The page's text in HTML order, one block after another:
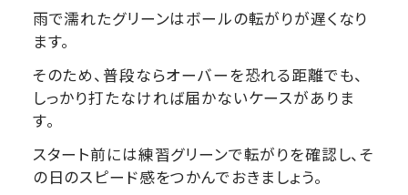
雨で濡れたグリーンはボールの転がりが遅くなり
ます。
そのため、普段ならオーバーを恐れる距離でも、
しっかり打たなければ届かないケースがありま
す。
スタート前には練習グリーンで転がりを確認し、そ
の日のスピード感をつかんでおきましょう。